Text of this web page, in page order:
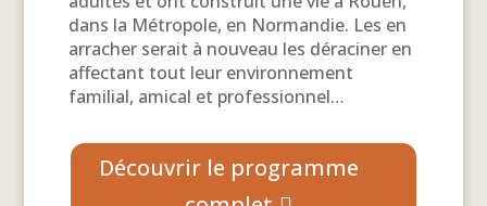
dans la Métropole, en Normandie. Les en
arracher serait à nouveau les déraciner en
affectant tout leur environnement
familial, amical et professionnel…
Découvrir le programme